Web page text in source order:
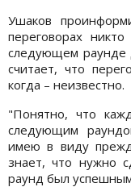
Ушаков
переговорах
следующем раунде
считает, что
когда – неизвестно.
"Понятно, что
следующим
имею в виду
знает, что нужно
раунд был